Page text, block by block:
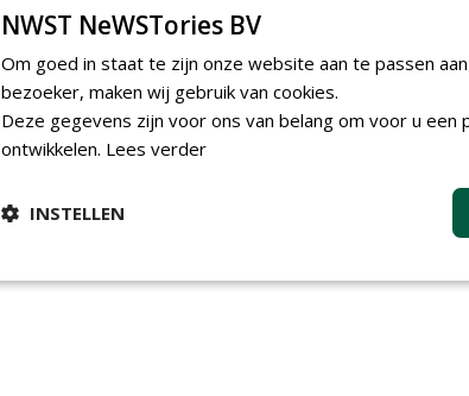
NWST NeWSTories BV
Om goed in staat te zijn onze website aan te passen
bezoeker, maken wij gebruik van cookies.
Deze gegevens zijn voor ons van belang om voor u
ontwikkelen. Lees verder
INSTELLEN